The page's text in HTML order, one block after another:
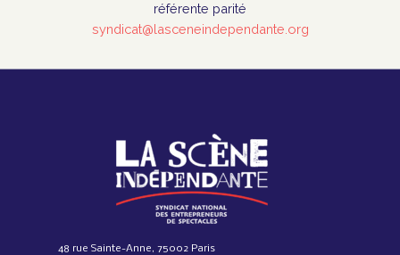
référente parité
syndicat@lasceneindependante.org
48 rue Sainte-Anne, 75002 Paris